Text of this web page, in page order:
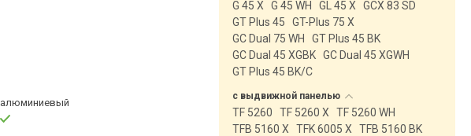
алюминиевый
G 45 X G 45 WH GL 45 X
GCX 83 SD
GT Plus 45
GT-Plus 75 X
GC Dual 75 WH
GT Plus 45 BK
GC Dual 45 XGBK GC Dual 45 XGWH
GT Plus 45 BK/C
с выдвижной панелью
TF 5260 TF 5260 X
TF 5260 WH
TFB 5160 X
TFK 6005 X
TFB 5160 BK